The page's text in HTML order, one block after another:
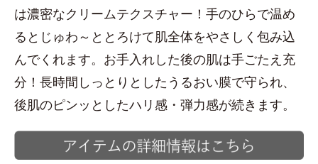
は濃密なクリームテクスチャー！手のひらで温め
るとじゅわ～ととろけて肌全体をやさしく包み込
んでくれます。お手入れした後の肌は手ごたえ充
分！長時間しっとりとしたうるおい膜で守られ、
後肌のピンッとしたハリ感・弾力感が続きます。